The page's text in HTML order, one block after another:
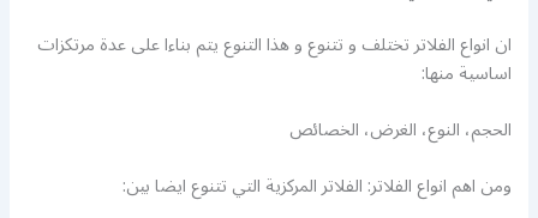
ان انواع الفلاتر تختلف و تتنوع و هذا التنوع يتم بناءا على عدة مرتكزات
اساسية منها:
الحجم، النوع، الغرض، الخصائص
ومن اهم انواع الفلاتر: الفلاتر المركزية التي تتنوع ايضا بين: